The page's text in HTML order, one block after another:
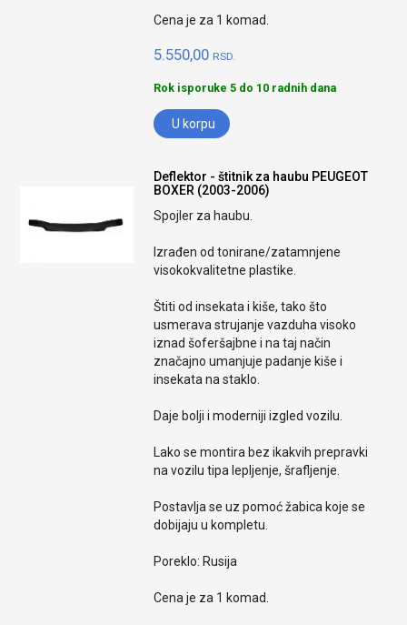
Cena je za 1 komad.
5.550,00 RSD.
Rok isporuke 5 do 10 radnih dana
U korpu
Deflektor - štitnik za haubu PEUGEOT
BOXER (2003-2006)
Spojler za haubu.
Izrađen od tonirane/zatamnjene
visokokvalitetne plastike.
Štiti od insekata i kiše, tako što
usmerava strujanje vazduha visoko
iznad šoferšajbne i na taj način
značajno umanjuje padanje kiše i
insekata na staklo.
Daje bolji i moderniji izgled vozilu.
Lako se montira bez ikakvih prepravki
na vozilu tipa lepljenje, šrafljenje.
Postavlja se uz pomoć žabica koje se
dobijaju u kompletu.
Poreklo: Rusija
Cena je za 1 komad.